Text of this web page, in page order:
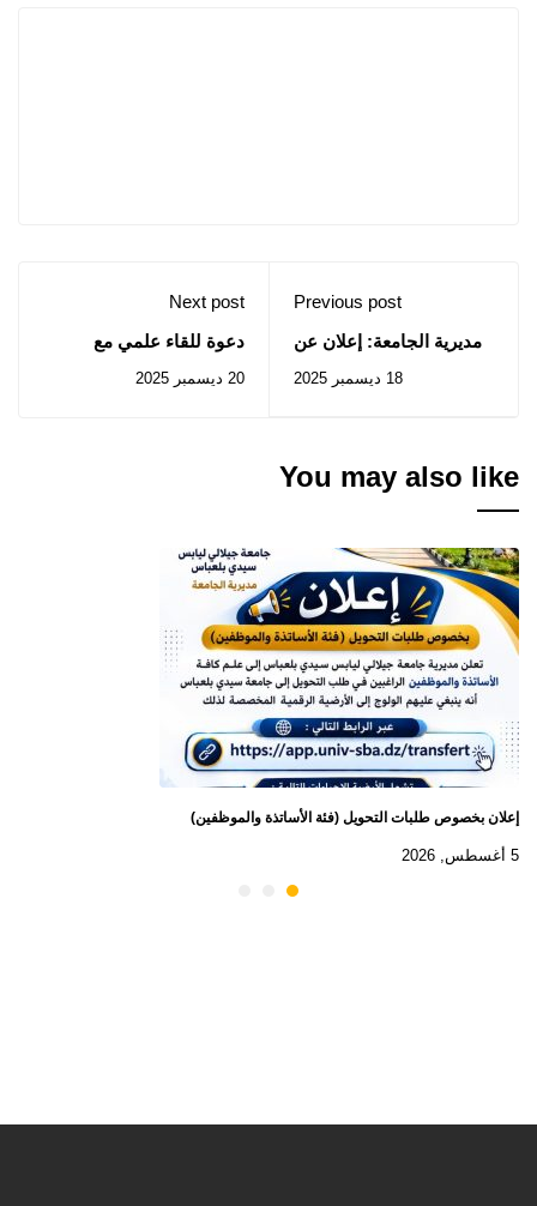
Previous post
مديرية الجامعة: إعلان عن
2025/86
18 ديسمبر 2025
Next post
دعوة للقاء علمي مع
زرهوني يوم الأحد
20 ديسمبر 2025
You may also like
إعلان بخصوص طلبات التحويل (فئة الأساتذة والموظفين)
5 أغسطس, 2026